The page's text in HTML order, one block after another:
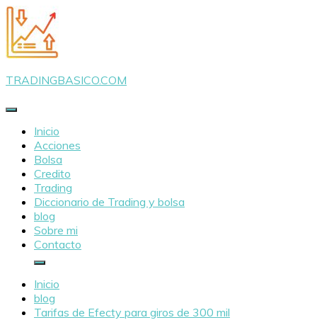
Saltar
al
contenido
TRADINGBASICO.COM
Inicio
Acciones
Bolsa
Credito
Trading
Diccionario de Trading y bolsa
blog
Sobre mi
Contacto
Inicio
blog
Tarifas de Efecty para giros de 300 mil